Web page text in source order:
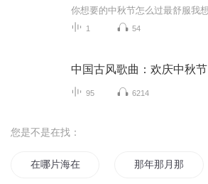
1 54
中国古风歌曲：欢庆中秋节
95 6214
您是不是在找：
在哪片海在那片海 那年那月那时节